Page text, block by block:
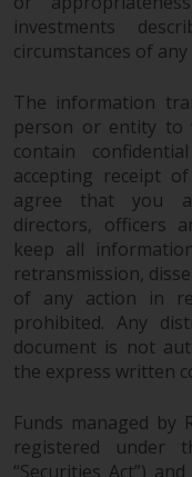
Garantie
Zweck
hat seine
(oder
diese
und Leser
Website
investments
circumstances of
The information
person or entity to
contain
accepting receipt
agree that you
directors, officers
keep all
retransmission,
of any action in
prohibited. Any
document is not
the express written
Funds managed by
registered under
“Securities Act”)